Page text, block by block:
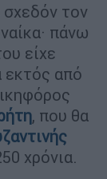
τον
πάνω
είχε
εκτός από
, που θα
χρόνια.